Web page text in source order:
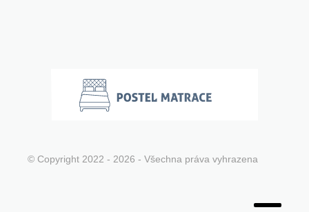
© Copyright 2022 - 2026 - Všechna práva vyhrazena